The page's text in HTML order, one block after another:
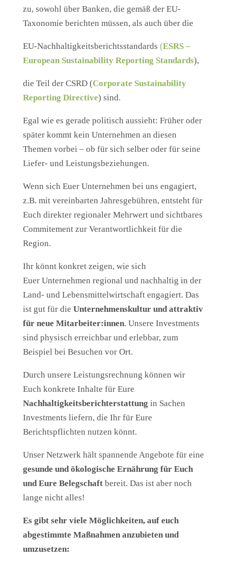
zu, sowohl über Banken, die gemäß der EU-
Taxonomie berichten müssen, als auch über die
EU-Nachhaltigkeitsberichtsstandards (ESRS –
European SustainabilityReporting Standards),
die Teil der CSRD (Corporate Sustainability
Reporting Directive) sind.
Egal wie es gerade politisch aussieht: Früher oder
später kommt kein Unternehmen an diesen
Themen vorbei – ob für sich selber oder für seine
Liefer- und Leistungsbeziehungen.
Wenn sich Euer Unternehmen bei uns engagiert,
z.B. mit vereinbarten Jahresgebühren, entsteht für
Euch direkter regionaler Mehrwert und sichtbares
Commitement zur Verantwortlichkeit für die
Region.
Ihr könnt konkret zeigen, wie sich
Euer Unternehmen regional und nachhaltig in der
Land- und Lebensmittelwirtschaft engagiert. Das
ist gut für die Unternehmenskultur und attraktiv
für neue Mitarbeiter:innen. Unsere Investments
sind physisch erreichbar und erlebbar, zum
Beispiel bei Besuchen vor Ort.
Durch unsere Leistungsrechnung können wir
Euch konkrete Inhalte für Eure
Nachhaltigkeitsberichterstattung in Sachen
Investments liefern, die Ihr für Eure
Berichtspflichten nutzen könnt.
Unser Netzwerk hält spannende Angebote für eine
gesunde und ökologische Ernährung für Euch
und Eure Belegschaftbereit. Das ist aber noch
lange nicht alles!
Es gibt sehr viele Möglichkeiten, auf euch
abgestimmte Maßnahmen anzubieten und
umzusetzen: